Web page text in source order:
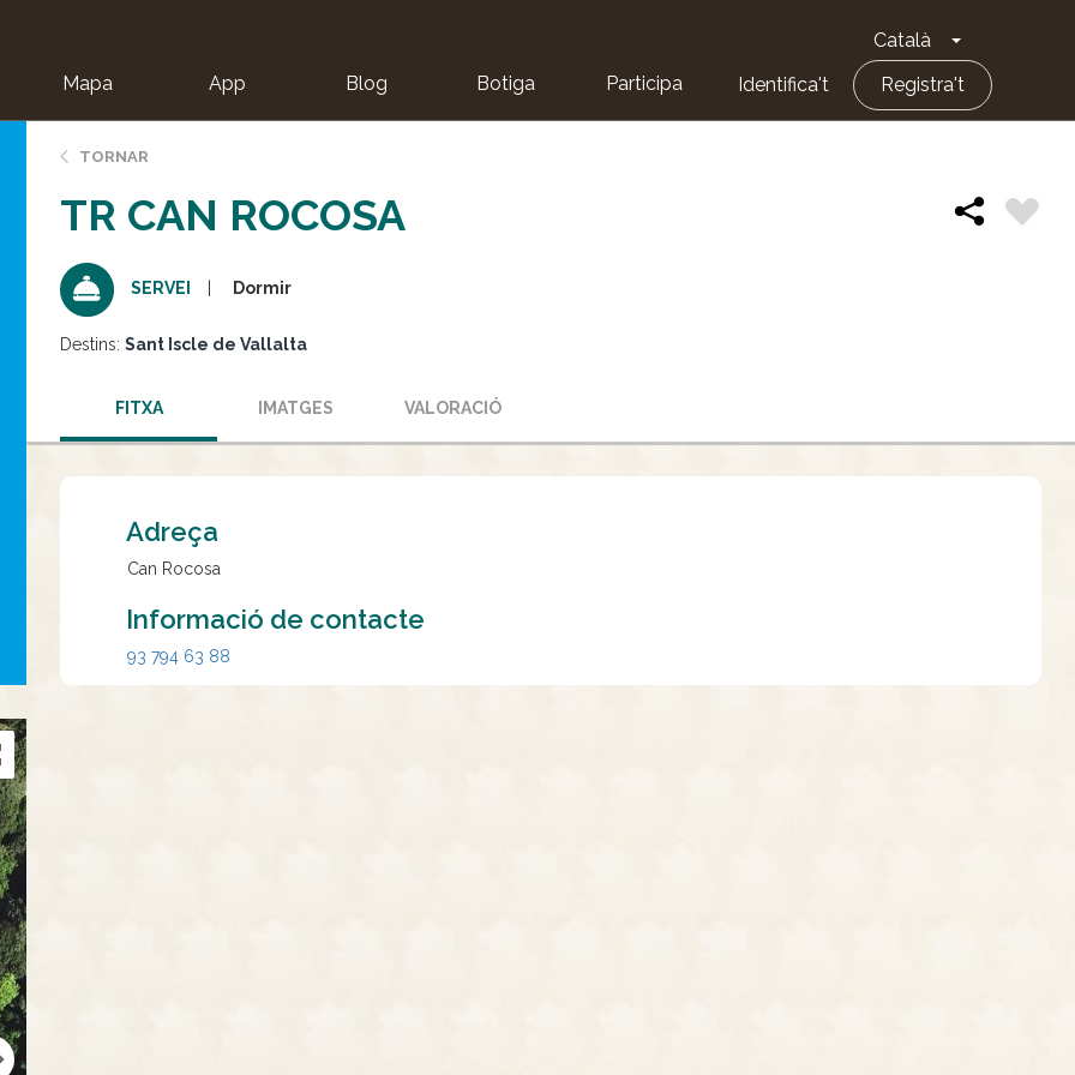
Català Toggle
Mapa App Blog Botiga Participa Identifica't Registra't
TORNAR
TR CAN ROCOSA
SERVEI Dormir
Destins: Sant Iscle de Vallalta
FITXA IMATGES VALORACIÓ
Adreça
Can Rocosa
Informació de contacte
93 794 63 88